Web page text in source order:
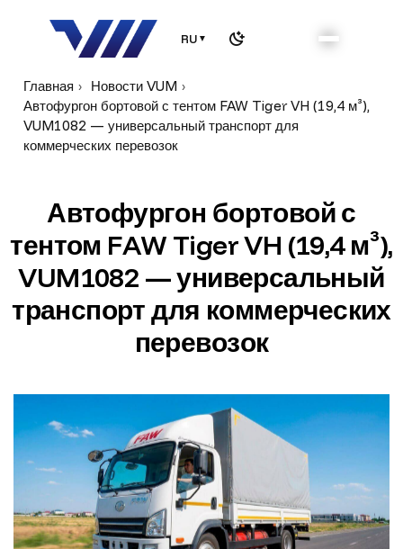
RU ▼
Главная
Новости VUM
Автофургон бортовой с тентом FAW Tiger VH (19,4 м³),
VUM1082 — универсальный транспорт для
коммерческих перевозок
Автофургон бортовойс
тентом FAW TigerVH (19,4 м³),
VUM1082 —универсальный
транспортдля коммерческих
перевозок